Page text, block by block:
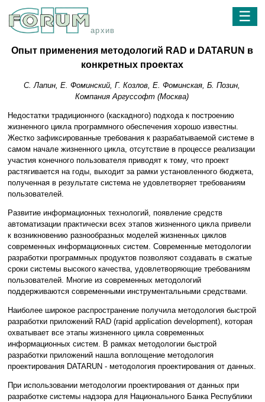
архив
☰
Опыт применения методологий RAD и DATARUN в
конкретных проектах
С. Лапин, Е. Фоминский, Г. Козлов, Е. Фоминская, Б. Позин,
Компания Аргуссофт (Москва)
Недостатки традиционного (каскадного) подхода к построению
жизненного цикла программного обеспечения хорошо известны.
Жестко зафиксированные требования к разрабатываемой системе в
самом начале жизненного цикла, отсутствие в процессе реализации
участия конечного пользователя приводят к тому, что проект
растягивается на годы, выходит за рамки установленного бюджета,
полученная в результате система не удовлетворяет требованиям
пользователей.
Развитие информационных технологий, появление средств
автоматизации практически всех этапов жизненного цикла привели
к возникновению разнообразных моделей жизненных циклов
современных информационных систем. Современные методологии
разработки программных продуктов позволяют создавать в сжатые
сроки системы высокого качества, удовлетворяющие требованиям
пользователей. Многие из современных методологий
поддерживаются современными инструментальными средствами.
Наиболее широкое распространение получила методология быстрой
разработки приложений RAD (rapid application development), которая
охватывает все этапы жизненного цикла современных
информационных систем. В рамках методологии быстрой
разработки приложений нашла воплощение методология
проектирования DATARUN - методология проектирования от данных.
При использовании методологии проектирования от данных при
разработке системы надзора для Национального Банка Республики